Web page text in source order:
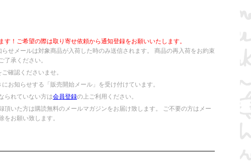
！ご希望の際は取り寄せ依頼から通知登録をお願いいたします。
せメールは対象商品が入荷した時のみ送信されます。 商品の再入荷をお約束
了承ください。
ご確認くださいませ。
お知らせする「販売開始メール」を受け付けています。
られていない方は会員登録の上ご利用ください。
いた方は購読無料のメールマガジンをお届け致します。 ご不要の方はメー
をお願い致します。